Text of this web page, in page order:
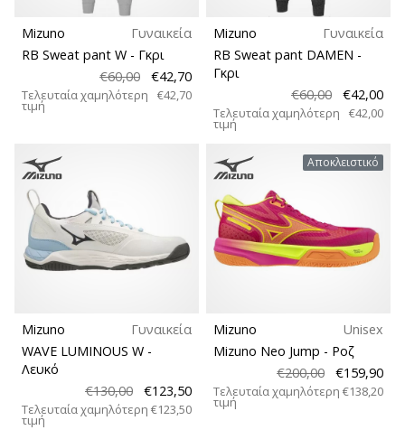
Mizuno
Γυναικεία
RB Sweat pant W - Γκρι
€60,00
€42,70
Τελευταία χαμηλότερη
τιμή
€42,70
Mizuno
Γυναικεία
RB Sweat pant DAMEN -
Γκρι
€60,00
€42,00
Τελευταία χαμηλότερη
τιμή
€42,00
Mizuno
Γυναικεία
WAVE LUMINOUS W -
Λευκό
€130,00
€123,50
Τελευταία χαμηλότερη
τιμή
€123,50
Αποκλειστικό
Mizuno
Unisex
Mizuno Neo Jump - Ροζ
€200,00
€159,90
Τελευταία χαμηλότερη
τιμή
€138,20